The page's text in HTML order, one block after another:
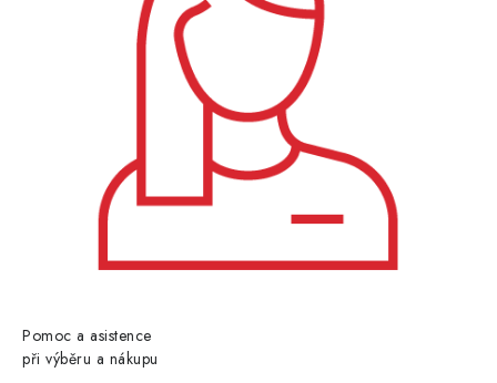
Pomoc a asistence
při výběru a nákupu